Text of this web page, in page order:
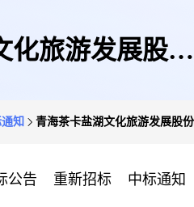
化旅游发展股份
知 青海茶卡盐湖文化旅游发展股
公告 重新招标 中标通知